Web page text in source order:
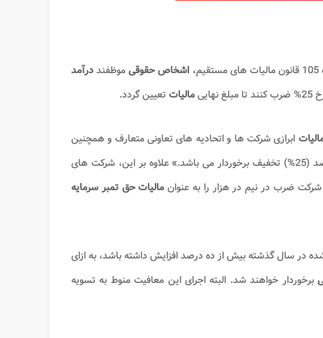
اشخاص حقوقیموظفنددرآمد
مالیات تعیین گردد.
ابرازی شرکت ها و اتحادیه های تعاونی متعارف و همچنین
شرکت های تعاونی سهامی عام از نرخ مقرر در این ماده به میزان بیست و پنج درصد (25%) تخفیف برخوردار می باشد.» علاوه بر این، شرکت های
ضرب در نیم در هزار را به عنوان مالیات حق تمبر سرمایه
شده در سال گذشته بیش از ده درصد افزایش داشته باشد، به ازای
برخوردار خواهند شد. البته اجرای این معافیت منوط به تسویه